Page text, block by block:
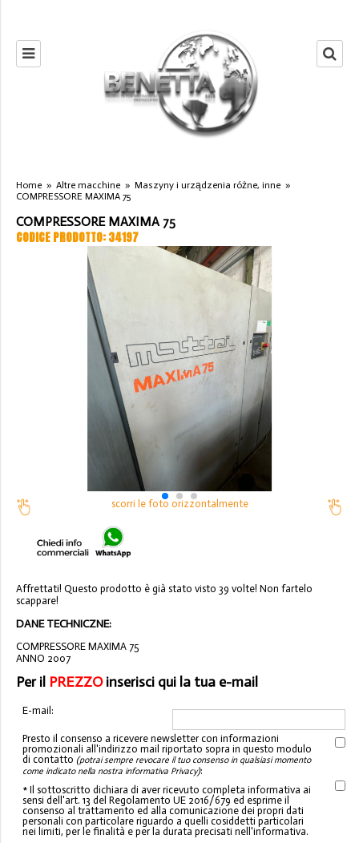
Home » Altre macchine » Maszyny i urządzenia różne, inne »
COMPRESSORE MAXIMA 75
COMPRESSORE MAXIMA 75
CODICE PRODOTTO: 34197
scorri le foto orizzontalmente
Affrettati! Questo prodotto è già stato visto 39 volte! Non fartelo
scappare!
DANE TECHNICZNE:
COMPRESSORE MAXIMA 75
ANNO 2007
Per il PREZZOinserisci qui la tua e-mail
E-mail:
Presto il consenso a ricevere newsletter con informazioni
promozionali all'indirizzo mail riportato sopra in questo modulo
di contatto (potrai sempre revocare il tuo consenso in qualsiasi momento
come indicato nella nostra informativa Privacy):
* Il sottoscritto dichiara di aver ricevuto completa informativa ai
sensi dell'art. 13 del Regolamento UE 2016/679 ed esprime il
consenso al trattamento ed alla comunicazione dei propri dati
personali con particolare riguardo a quelli cosiddetti particolari
nei limiti, per le finalità e per la durata precisati nell'informativa.